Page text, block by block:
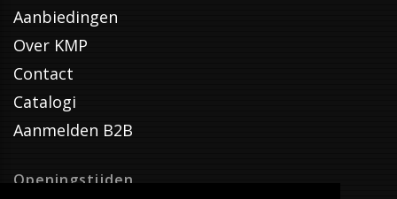
Aanbiedingen
Over KMP
Contact
Catalogi
Aanmelden B2B
Openingstijden